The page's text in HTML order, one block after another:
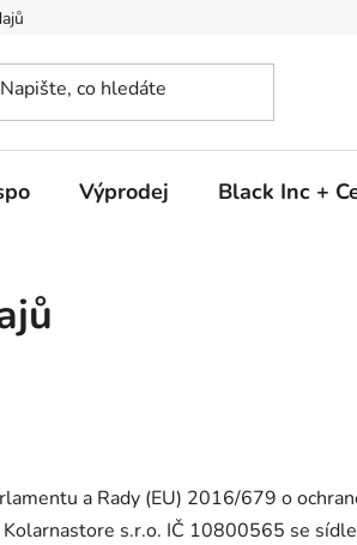
Výprodej Black Inc +
a Rady (EU) 2016/679 o
Kolarnastore s.r.o. IČ 10800565 se